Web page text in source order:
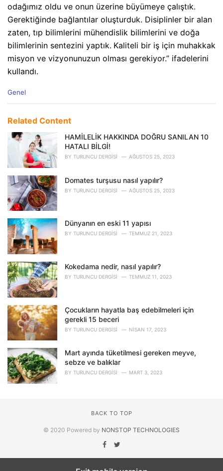
odağımız oldu ve onun üzerine büyümeye çalıştık.
Gerektiğinde bağlantılar oluşturduk. Disiplinler bir alan
zaten, tıp bilimlerini mühendislik bilimlerini ve doğa
bilimlerinin sentezini yaptık. Kaliteli bir iş için muhakkak
misyon ve vizyonunuzun olması gerekiyor.” ifadelerini
kullandı.
C
e
e
:
Genel
Related Content
HAMİLELİK HAKKINDA DOĞRU SANILAN 10
HATALI BİLGİ!
BY TURUNCU DERGISI AĞUSTOS 25, 2023
Domates turşusu nasıl yapılır?
BY TURUNCU DERGISI AĞUSTOS 25, 2023
Dünyanın en eski 11 yapısı
BY TURUNCU DERGISI TEMMUZ 21, 2023
Kokedama nedir, nasıl yapılır?
BY TURUNCU DERGISI TEMMUZ 11, 2023
Çocukların hayatla baş edebilmeleri için
gerekli 15 beceri
BY TURUNCU DERGISI NISAN 17, 2023
Mart ayında tüketilmesi gereken meyve,
sebze ve balıklar
BY TURUNCU DERGISI MART 3, 2023
BACK TO TOP
© 2020 Powered by NONSTOP TECHNOLOGIES